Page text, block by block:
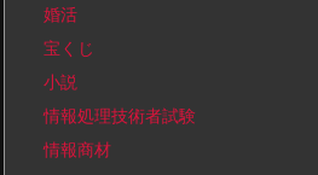
婚活
宝くじ
小説
情報処理技術者試験
情報商材